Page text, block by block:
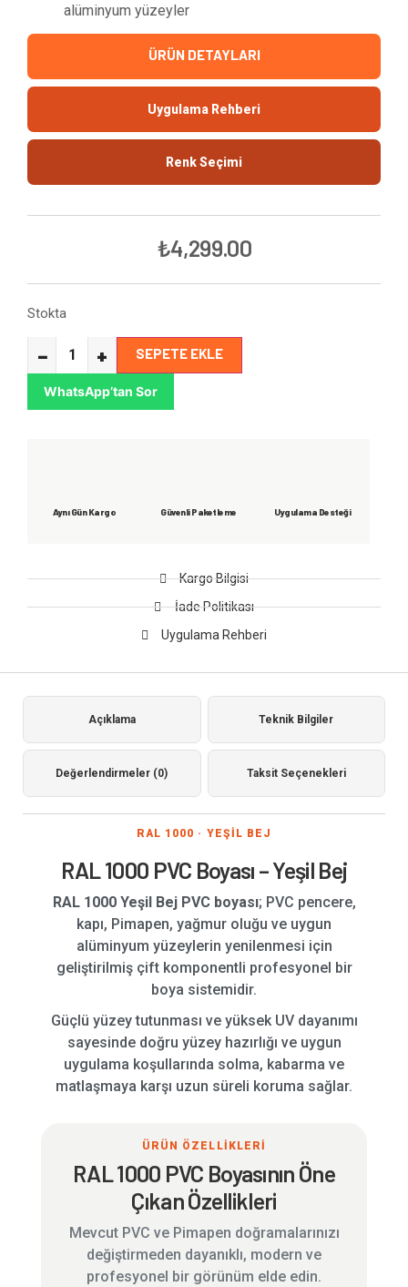
alüminyum yüzeyler
ÜRÜN DETAYLARI
Uygulama Rehberi
Renk Seçimi
₺4,299.00
Stokta
− + SEPETE EKLE
WhatsApp’tan Sor
Aynı Gün Kargo Güvenli Paketleme Uygulama Desteği
Kargo Bilgisi
İade Politikası
Uygulama Rehberi
Açıklama Teknik Bilgiler
Değerlendirmeler (0) Taksit Seçenekleri
RAL 1000 · YEŞİL BEJ
RAL 1000 PVC Boyası – Yeşil Bej
RAL 1000 Yeşil Bej PVC boyası; PVC pencere,
kapı, Pimapen, yağmur oluğu ve uygun
alüminyum yüzeylerin yenilenmesi için
geliştirilmiş çift komponentli profesyonel bir
boya sistemidir.
Güçlü yüzey tutunması ve yüksek UV dayanımı
sayesinde doğru yüzey hazırlığı ve uygun
uygulama koşullarında solma, kabarma ve
matlaşmaya karşı uzun süreli koruma sağlar.
ÜRÜN ÖZELLİKLERİ
RAL 1000 PVC Boyasının Öne
Çıkan Özellikleri
Mevcut PVC ve Pimapen doğramalarınızı
değiştirmeden dayanıklı, modern ve
profesyonel bir görünüm elde edin.